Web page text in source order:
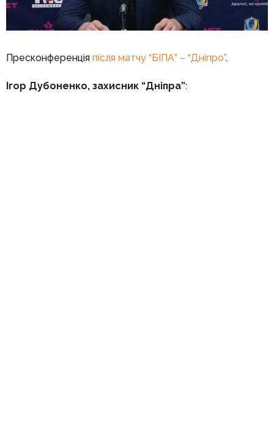
Пресконференція після матчу “БІПА” – “Дніпро”.
Ігор Дубоненко, захисник “Дніпра”: